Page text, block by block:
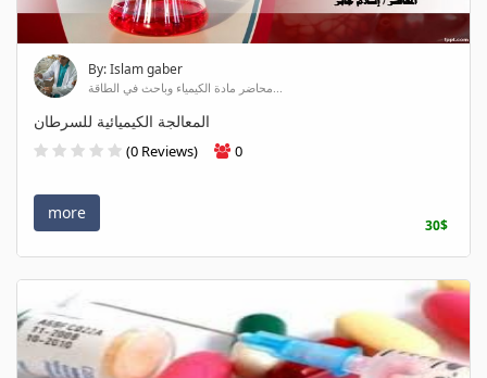
By: Islam gaber
محاضر مادة الكيمياء وباحث في الطاقة...
المعالجة الكيميائية للسرطان
(0 Reviews) 0
more
30$